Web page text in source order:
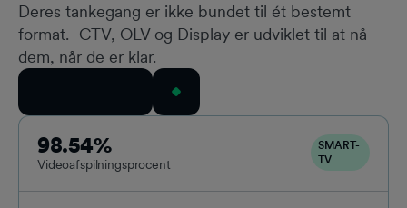
Deres tankegang er ikke bundet til ét bestemt
format. CTV, OLV og Display er udviklet til at nå
dem, når de er klar.
SMART-
TV
Videoafspilningsprocent
98.54%